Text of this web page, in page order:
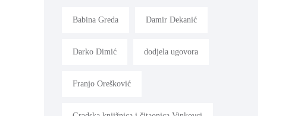
Babina Greda Damir Dekanić
Darko Dimić dodjela ugovora
Franjo Orešković